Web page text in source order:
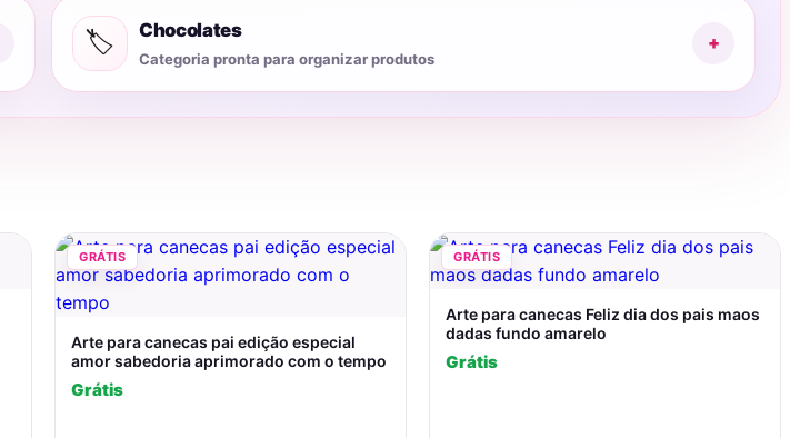
🏷️ Chocolates
Categoria pronta para organizar produtos
+
GRÁTIS
Arte para canecas pai edição especial
amor sabedoria aprimorado com o tempo
Grátis
GRÁTIS
Arte para canecas Feliz dia dos pais maos
dadas fundo amarelo
Grátis